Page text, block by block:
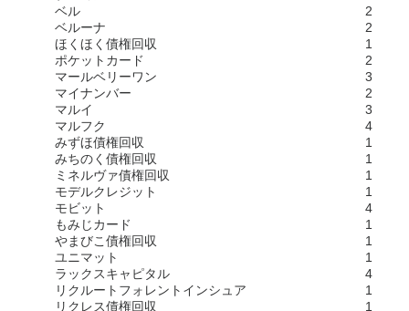
ベル
2
ベルーナ
2
ほくほく債権回収
1
ポケットカード
2
マールベリーワン
3
マイナンバー
2
マルイ
3
マルフク
4
みずほ債権回収
1
みちのく債権回収
1
ミネルヴァ債権回収
1
モデルクレジット
1
モビット
4
もみじカード
1
やまびこ債権回収
1
ユニマット
1
ラックスキャピタル
4
リクルートフォレントインシュア
1
リクレス債権回収
1